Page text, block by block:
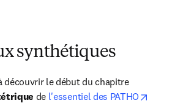
synthétiques
découvrir le début du chapitre
de l'essentiel des PATHO